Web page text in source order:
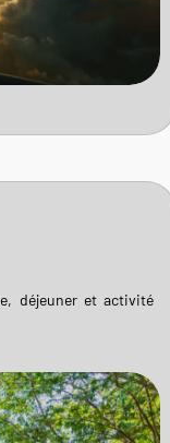
déjeuner et activité